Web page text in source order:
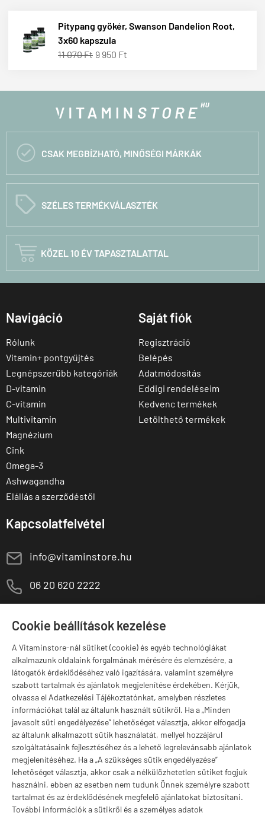
Cookie beállítások kezelése
A Vitaminstore-nál sütiket (cookie) és egyéb technológiákat
alkalmazunk oldalaink forgalmának mérésére és elemzésére, a
látogatók érdeklődéséhez való igazítására, valamint személyre
szabott tartalmak és ajánlatok megjelenítése érdekében. Kérjük,
olvassa el Adatkezelési Tájékoztatónkat, amelyben részletes
információkat talál az általunk használt sütikről. Ha a „Minden
javasolt süti engedélyezése” lehetőséget választja, akkor elfogadja
az általunk alkalmazott sütik használatát, mellyel hozzájárul
szolgáltatásaink fejlesztéséhez és a lehető legrelevánsabb ajánlatok
megjelenítéséhez. Ha a „A szükséges sütik engedélyezése”
lehetőséget választja, akkor csak a nélkülözhetetlen sütiket fogjuk
használni, ebben az esetben nem tudunk Önnek személyre szabott
tartalmat és az érdeklődésének megfelelő ajánlatokat biztosítani.
További információk a sütikről és a személyes adatok
Pitypang gyökér, Swanson Dandelion Root,
3x60 kapszula
11 070 Ft 9 950 Ft
 CSAK MEGBÍZHATÓ, MINŐSÉGI MÁRKÁK
C SZÉLES TERMÉKVÁLASZTÉK
 KÖZEL 10 ÉV TAPASZTALATTAL
Navigáció
Rólunk
Vitamin+ pontgyűjtés
Legnépszerűbb kategóriák
D-vitamin
C-vitamin
Multivitamin
Magnézium
Cink
Omega-3
Ashwagandha
Elállás a szerződéstől
Saját fiók
Regisztráció
Belépés
Adatmódosítás
Eddigi rendeléseim
Kedvenc termékek
Letölthető termékek
Kapcsolatfelvétel
E info@vitaminstore.hu
M 06 20 620 2222
Szugló u. 83-85.
Márkák
Valuta választás